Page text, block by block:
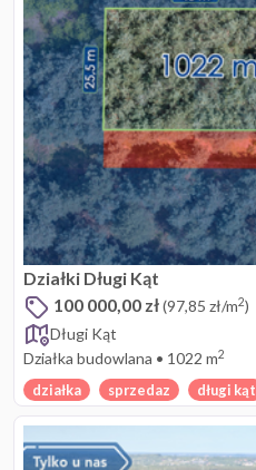
Działki Długi Kąt
100 000,00 zł(97,85 zł/m2)
Długi Kąt
Działka budowlana • 1022 m2
działka sprzedaz długi kąt